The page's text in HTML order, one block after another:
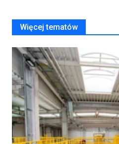
Więcej tematów